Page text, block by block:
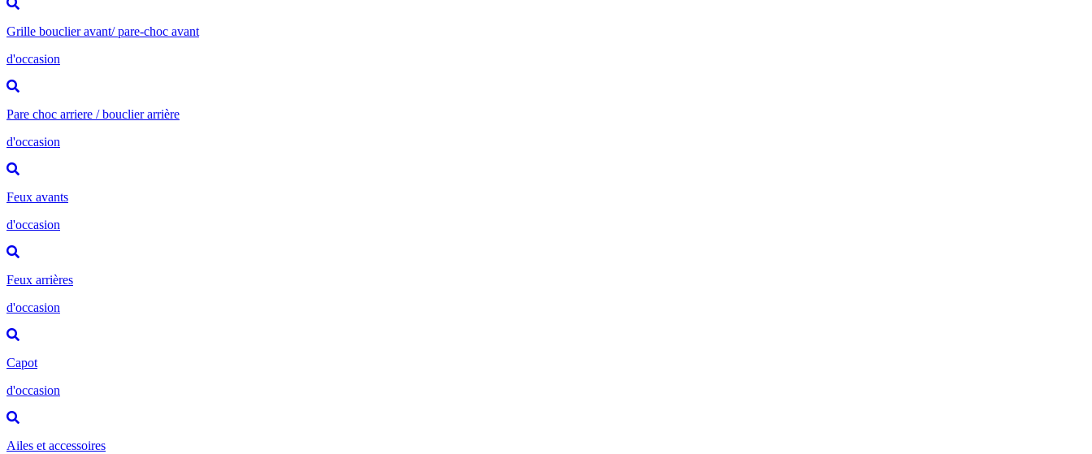
Grille bouclier avant/ pare-choc avant
d'occasion
Pare choc arriere / bouclier arrière
d'occasion
Feux avants
d'occasion
Feux arrières
d'occasion
Capot
d'occasion
Ailes et accessoires